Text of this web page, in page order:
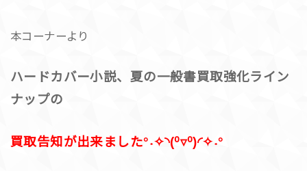
本コーナーより
ハードカバー小説、夏の一般書買取強化ライン
ナップの
買取告知が出来ました°˖✧◝(⁰▿⁰)◜✧˖°